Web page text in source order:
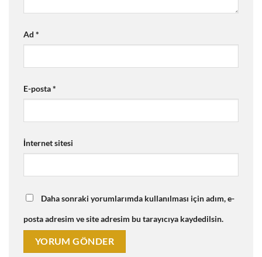
Ad *
E-posta*
İnternet sitesi
Daha sonraki yorumlarımda kullanılması için adım, e-
posta adresim ve site adresim bu tarayıcıya kaydedilsin.